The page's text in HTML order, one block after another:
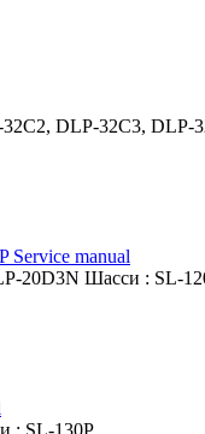
DLP-32C3,
manual
20D3N Шасси : SL-
: SL-130P